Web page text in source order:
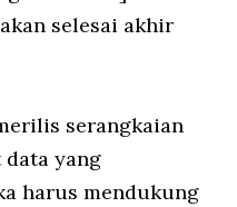
selesai akhir
serangkaian
data yang
harus mendukung